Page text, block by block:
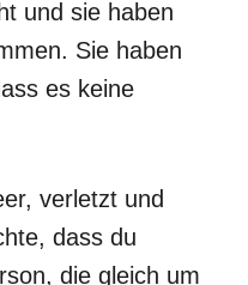
und sie haben
Sie haben
es keine
verletzt und
dass du
die gleich um